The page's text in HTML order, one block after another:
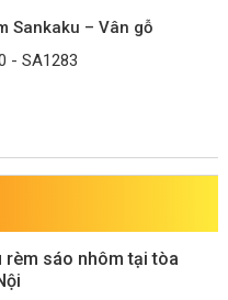
Sankaku – Vân gỗ
- SA1283
rèm sáo nhôm tại tòa